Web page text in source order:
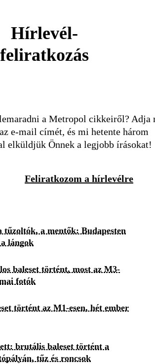
Hírlevél-
feliratkozás
a Metropol cikkeiről? Adja
e-mail címét, és mi hetente három
elküldjük Önnek a legjobb írásokat!
Feliratkozom a hírlevélre
tűzoltók, a mentők: Budapesten
lángok
baleset történt, most az M3-
fotók
történt az M1-esen, hét ember
brutális baleset történt a
tűz és roncsok